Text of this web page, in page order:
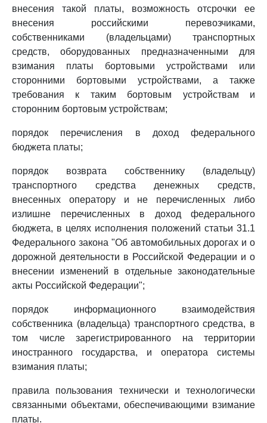
внесения такой платы, возможность отсрочки ее
внесения российскими перевозчиками,
собственниками (владельцами) транспортных
средств, оборудованных предназначенными для
взимания платы бортовыми устройствами или
сторонними бортовыми устройствами, а также
требования к таким бортовым устройствам и
сторонним бортовым устройствам;
порядок перечисления в доход федерального
бюджета платы;
порядок возврата собственнику (владельцу)
транспортного средства денежных средств,
внесенных оператору и не перечисленных либо
излишне перечисленных в доход федерального
бюджета, в целях исполнения положений статьи 31.1
Федерального закона "Об автомобильных дорогах и о
дорожной деятельности в Российской Федерации и о
внесении изменений в отдельные законодательные
акты Российской Федерации";
порядок информационного взаимодействия
собственника (владельца) транспортного средства, в
том числе зарегистрированного на территории
иностранного государства, и оператора системы
взимания платы;
правила пользования технически и технологически
связанными объектами, обеспечивающими взимание
платы.